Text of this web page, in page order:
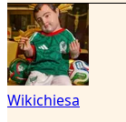
Wikichiesa